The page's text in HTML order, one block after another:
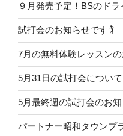
９月発売予定！BSのド
試打会のお知らせです🏌️
7月の無料体験レッスン
5月31日の試打会について
5月最終週の試打会のお知
パートナー昭和タウンプ